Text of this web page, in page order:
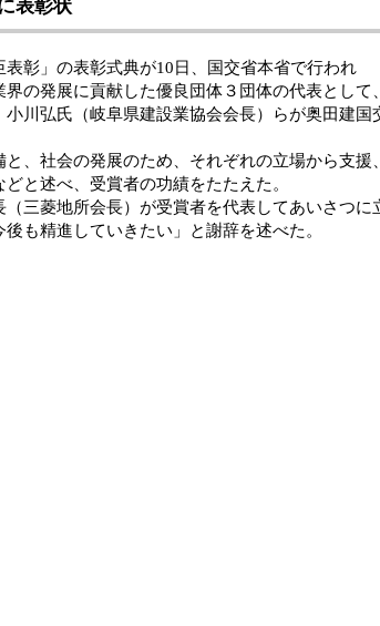
表彰状
彰」の表彰式典が10日、国交省本省で行われ
の発展に貢献した優良団体３団体の代表として、
川弘氏（岐阜県建設業協会会長）らが奥田建国
、社会の発展のため、それぞれの立場から支援、
と述べ、受賞者の功績をたたえた。
三菱地所会長）が受賞者を代表してあいさつに
も精進していきたい」と謝辞を述べた。